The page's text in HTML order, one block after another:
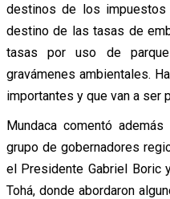
destinos de los
destino de las tasas de
tasas por uso de
gravámenes ambientales.
importantes y que van a ser
Mundaca comentó
grupo de gobernadores
el Presidente Gabriel Boric
Tohá, donde abordaron